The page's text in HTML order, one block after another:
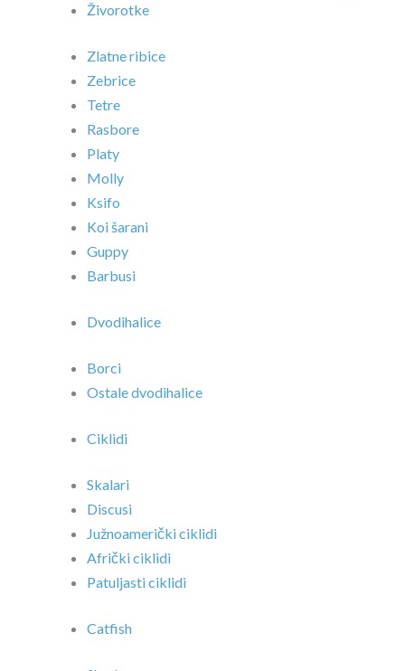
Živorotke
Zlatne ribice
Zebrice
Tetre
Rasbore
Platy
Molly
Ksifo
Koi šarani
Guppy
Barbusi
Dvodihalice
Borci
Ostale dvodihalice
Ciklidi
Skalari
Discusi
Južnoamerički ciklidi
Afrički ciklidi
Patuljasti ciklidi
Catfish